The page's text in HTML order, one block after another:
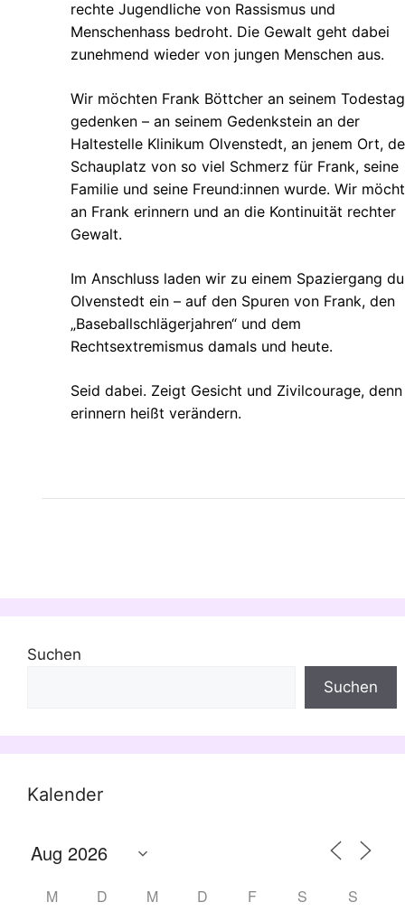
rechte Jugendliche von Rassismus und
Menschenhass bedroht. Die Gewalt geht dabei
zunehmend wieder von jungen Menschen aus.
Wir möchten Frank Böttcher an seinem Todestag
gedenken – an seinem Gedenkstein an der
Haltestelle Klinikum Olvenstedt, an jenem Ort,
Schauplatz von so viel Schmerz für Frank, seine
Familie und seine Freund:innen wurde. Wir
an Frank erinnern und an die Kontinuität rechter
Gewalt.
Im Anschluss laden wir zu einem Spaziergang
Olvenstedt ein – auf den Spuren von Frank, den
„Baseballschlägerjahren“ und dem
Rechtsextremismus damals und heute.
Seid dabei. Zeigt Gesicht und Zivilcourage, denn
erinnern heißt verändern.
Suchen
Suchen
Kalender
M D M D F S
S